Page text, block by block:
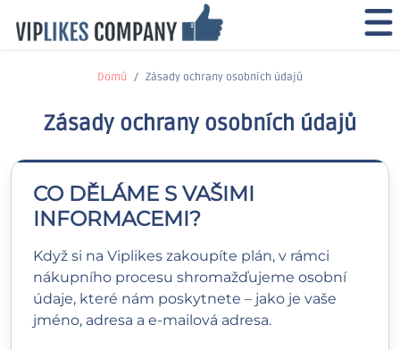
Domů Zásady ochrany osobních údajů
Zásady ochrany osobních údajů
CO DĚLÁME S VAŠIMI
INFORMACEMI?
Když si na Viplikes zakoupíte plán, v rámci
nákupního procesu shromažďujeme osobní
údaje, které nám poskytnete – jako je vaše
jméno, adresa a e-mailová adresa.